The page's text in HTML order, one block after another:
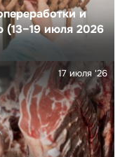
и
(13–19 июля 2026
17 июля '26